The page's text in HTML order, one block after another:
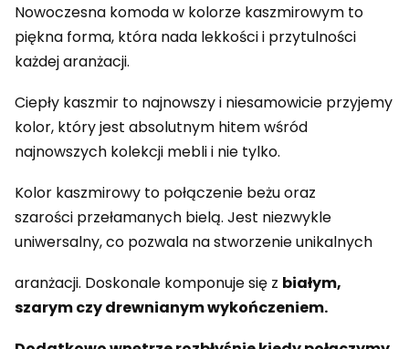
Nowoczesna komoda w kolorze kaszmirowym to
piękna forma, która nada lekkości i przytulności
każdej aranżacji.
Ciepły kaszmir to najnowszy i niesamowicie przyjemy
kolor, który jest absolutnym hitem wśród
najnowszych kolekcji mebli i nie tylko.
Kolor kaszmirowy to połączenie beżu oraz
szarości przełamanych bielą. Jest niezwykle
uniwersalny, co pozwala na stworzenie unikalnych
aranżacji. Doskonale komponuje się z białym,
szarym czy drewnianym wykończeniem.